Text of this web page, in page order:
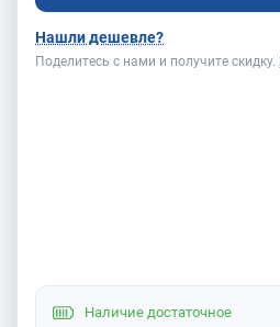
Нашли дешевле?
Поделитесь с нами и получите скидку.
Наличие достаточное